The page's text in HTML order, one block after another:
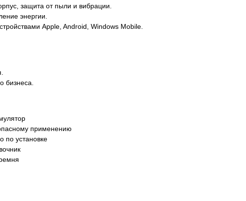
защита от пыли и вибрации.
энергии.
Apple, Android, Windows Mobile.
бизнеса.
применению
по установке